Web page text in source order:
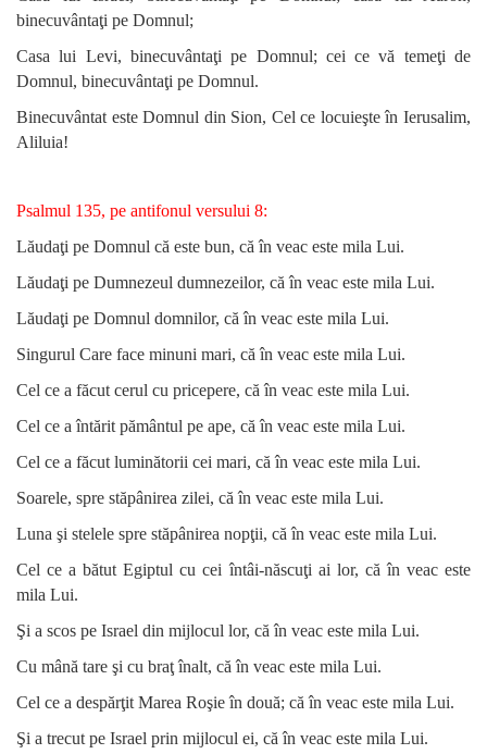
binecuvântaţi pe Domnul;
Casa lui Levi, binecuvântaţi pe Domnul; cei ce vă temeţi de
Domnul, binecuvântaţi pe Domnul.
Binecuvântat este Domnul din Sion, Cel ce locuieşte în Ierusalim,
Aliluia!
Psalmul 135, pe antifonul versului 8:
Lăudaţi pe Domnul că este bun, că în veac este mila Lui.
Lăudaţi pe Dumnezeul dumnezeilor, că în veac este mila Lui.
Lăudaţi pe Domnul domnilor, că în veac este mila Lui.
Singurul Care face minuni mari, că în veac este mila Lui.
Cel ce a făcut cerul cu pricepere, că în veac este mila Lui.
Cel ce a întărit pământul pe ape, că în veac este mila Lui.
Cel ce a făcut luminătorii cei mari, că în veac este mila Lui.
Soarele, spre stăpânirea zilei, că în veac este mila Lui.
Luna şi stelele spre stăpânirea nopţii, că în veac este mila Lui.
Cel ce a bătut Egiptul cu cei întâi-născuţi ai lor, că în veac este
mila Lui.
Şi a scos pe Israel din mijlocul lor, că în veac este mila Lui.
Cu mână tare şi cu braţ înalt, că în veac este mila Lui.
Cel ce a despărţit Marea Roşie în două; că în veac este mila Lui.
Şi a trecut pe Israel prin mijlocul ei, că în veac este mila Lui.